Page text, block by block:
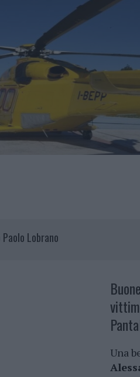
Lobrano
Una